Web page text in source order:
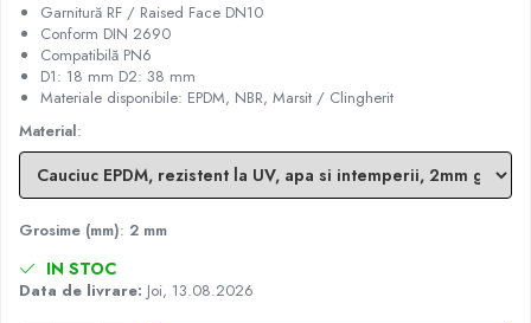
Garnitură RF / Raised Face DN10
Conform DIN 2690
Compatibilă PN6
D1: 18 mm D2: 38 mm
Materiale disponibile: EPDM, NBR, Marsit / Clingherit
Material:
Grosime (mm): 2 mm
IN STOC
Data de livrare: Joi, 13.08.2026